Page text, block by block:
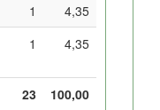
1
4,35
1 4,35
23 100,00